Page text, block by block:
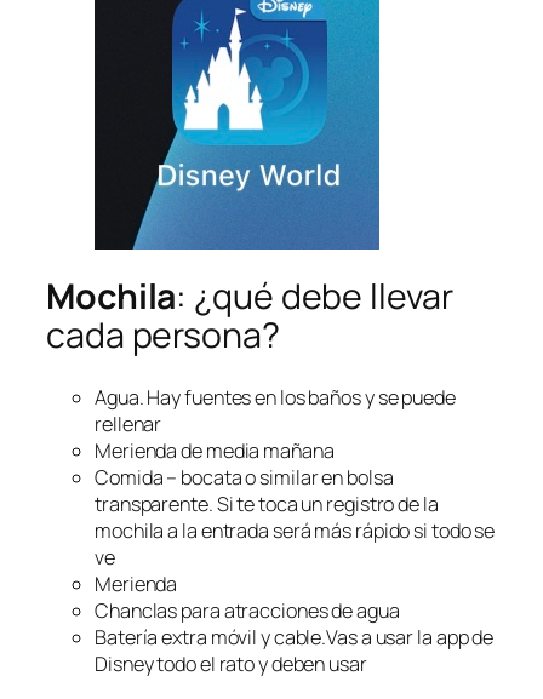
Mochila: ¿qué debe llevar
cada persona?
Agua. Hay fuentes en los baños y se puede
rellenar
Merienda de media mañana
Comida – bocata o similar en bolsa
transparente. Si te toca un registro de la
mochila a la entrada será más rápido si todo se
ve
Merienda
Chanclas para atracciones de agua
Batería extra móvil y cable.Vas a usar la app de
Disney todo el rato y deben usar